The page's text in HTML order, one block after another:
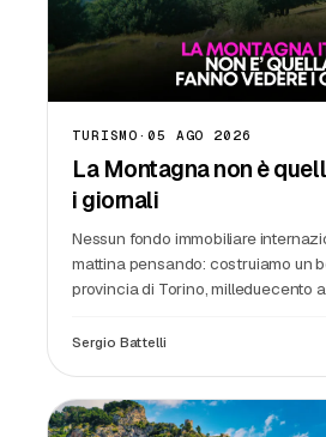
TURISMO ·05 AGO 2026
La Montagna non è
i giornali
Nessun fondo immobiliare
mattina pensando: costruiamo un
provincia di Torino, milleduecento
assessore ha mai tagliato un nastro
Sergio Battelli